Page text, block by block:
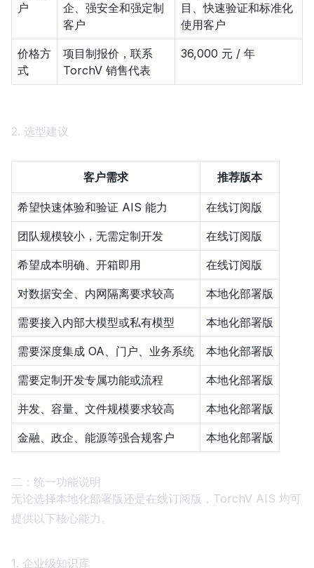
户
企、强安全和强定制
客户
目、快速验证和标准化
使用客户
价格方
式
项目制报价，联系
TorchV 销售代表
36,000 元 / 年
2. 选型建议
客户需求 推荐版本
希望快速体验和验证 AIS 能力 在线订阅版
团队规模较小，无需定制开发 在线订阅版
希望成本明确、开箱即用 在线订阅版
对数据安全、内网隔离要求较高 本地化部署版
需要接入内部大模型或私有模型 本地化部署版
需要深度集成 OA、门户、业务系统 本地化部署版
需要定制开发专属功能或流程 本地化部署版
并发、容量、文件规模要求较高 本地化部署版
金融、政企、能源等强合规客户 本地化部署版
二：统一功能说明
无论选择本地化部署版还是在线订阅版，TorchV AIS 均可
提供以下核心能力。
1. 企业级知识库